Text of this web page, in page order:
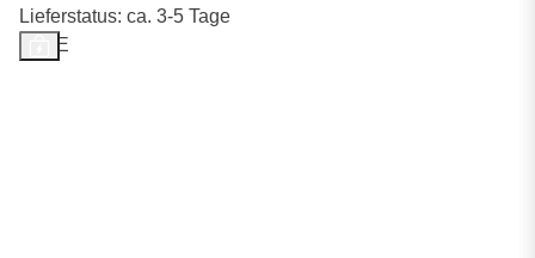
Lieferstatus: ca. 3-5 Tage
SALE